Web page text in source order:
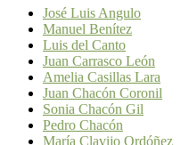
José Luis Angulo
Manuel Benítez
Luis del Canto
Juan Carrasco León
Amelia Casillas Lara
Juan Chacón Coronil
Sonia Chacón Gil
Pedro Chacón
María Clavijo Ordóñez